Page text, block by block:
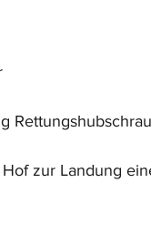
zur Landung